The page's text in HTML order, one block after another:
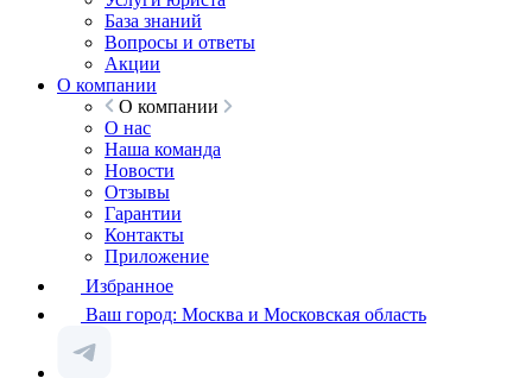
База знаний
Вопросы и ответы
Акции
О компании
О компании
О нас
Наша команда
Новости
Отзывы
Гарантии
Контакты
Приложение
Избранное
Ваш город: Москва и Московская область